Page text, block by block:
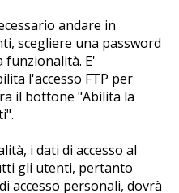
andare in
scegliere una password
funzionalità. E'
l'accesso FTP per
il bottone "Abilita la
i dati di accesso al
gli utenti, pertanto
accesso personali, dovrà